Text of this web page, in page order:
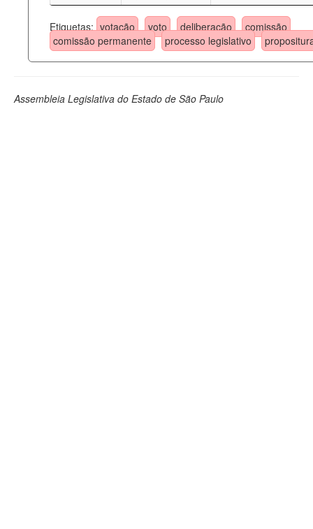
Etiquetas: votação voto deliberação
comissão
comissão permanente
processo legislativo
Assembleia Legislativa do Estado de São Paulo